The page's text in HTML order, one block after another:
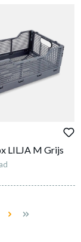
LILJA M Grijs